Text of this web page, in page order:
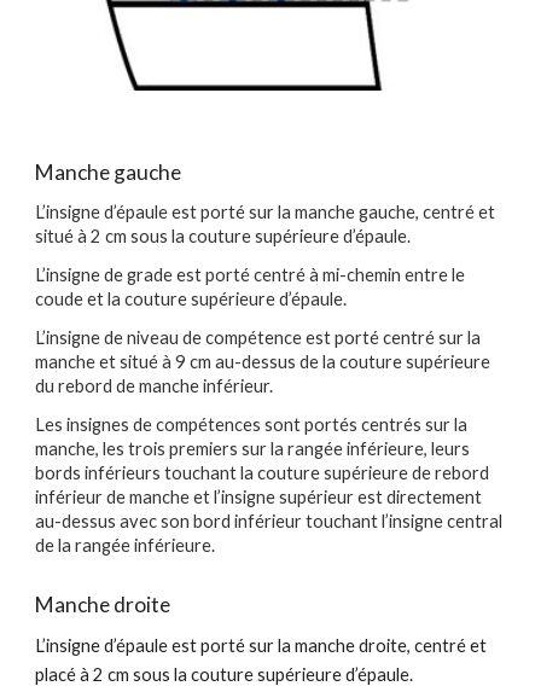
Manche gauche
L’insigne d’épaule est porté sur la manche gauche, centré et
situé à 2 cm sous la couture supérieure d’épaule.
L’insigne de grade est porté centré à mi-chemin entre le
coude et la couture supérieure d’épaule.
L’insigne de niveau de compétence est porté centré sur la
manche et situé à 9 cm au-dessus de la couture supérieure
du rebord de manche inférieur.
Les insignes de compétences sont portés centrés sur la
manche, les trois premiers sur la rangée inférieure, leurs
bords inférieurs touchant la couture supérieure de rebord
inférieur de manche et l’insigne supérieur est directement
au-dessus avec son bord inférieur touchant l’insigne central
de la rangée inférieure.
Manche droite
L’insigne d’épaule est porté sur la manche droite, centré et
placé à 2 cm sous la couture supérieure d’épaule.